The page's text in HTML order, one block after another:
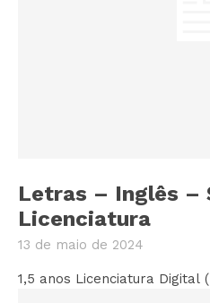
Letras – Inglês –
Licenciatura
13 de maio de 2024
1,5 anos